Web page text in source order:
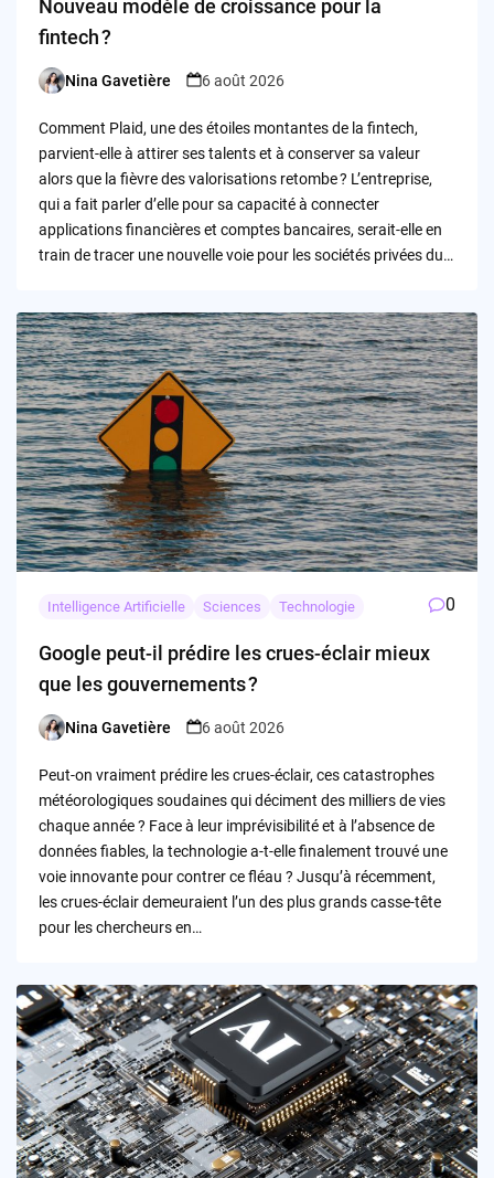
Nouveau modèle de croissance pour la
fintech ?
Posted
Nina Gavetière 6 août 2026
Comment Plaid, une des étoiles montantes de la fintech,
parvient-elle à attirer ses talents et à conserver sa valeur
alors que la fièvre des valorisations retombe ? L’entreprise,
qui a fait parler d’elle pour sa capacité à connecter
applications financières et comptes bancaires, serait-elle en
train de tracer une nouvelle voie pour les sociétés privées du…
Intelligence Artificielle Sciences Technologie 0
Google peut-il prédire les crues-éclair mieux
que les gouvernements ?
Posted
Nina Gavetière 6 août 2026
Peut-on vraiment prédire les crues-éclair, ces catastrophes
météorologiques soudaines qui déciment des milliers de vies
chaque année ? Face à leur imprévisibilité et à l’absence de
données fiables, la technologie a-t-elle finalement trouvé une
voie innovante pour contrer ce fléau ? Jusqu’à récemment,
les crues-éclair demeuraient l’un des plus grands casse-tête
pour les chercheurs en…